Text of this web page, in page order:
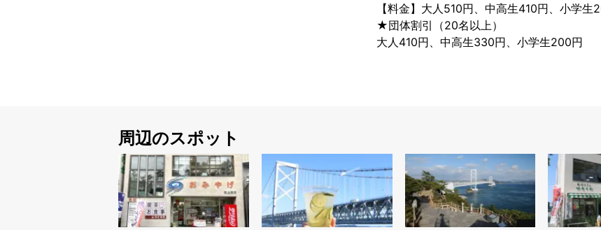
【料金】大人510円、中高生410円、小学生
★団体割引（20名以上）
大人410円、中高生330円、小学生200円
周辺のスポット